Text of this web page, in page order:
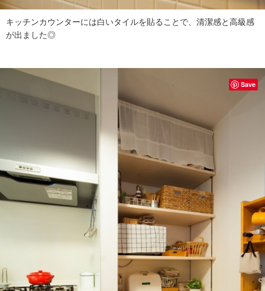
キッチンカウンターには白いタイルを貼ることで、清潔感と高級感
が出ました◎
Save